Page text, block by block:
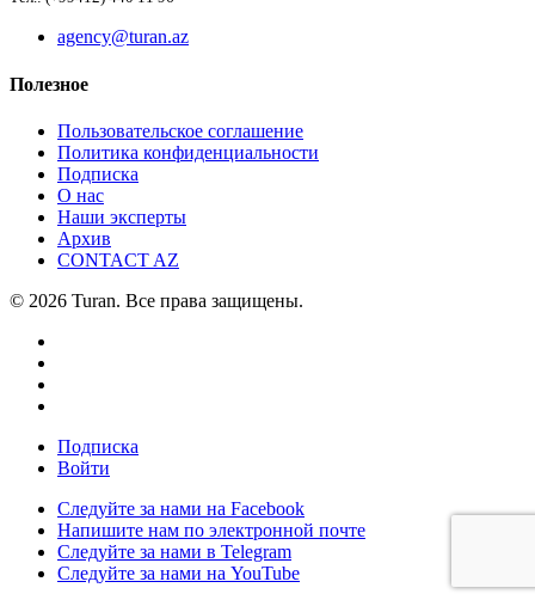
agency@turan.az
Полезное
Пользовательское соглашение
Политика конфиденциальности
Подписка
О нас
Наши эксперты
Архив
CONTACT AZ
© 2026 Turan. Все права защищены.
Подписка
Войти
Следуйте за нами на Facebook
Напишите нам по электронной почте
Следуйте за нами в Telegram
Следуйте за нами на YouTube